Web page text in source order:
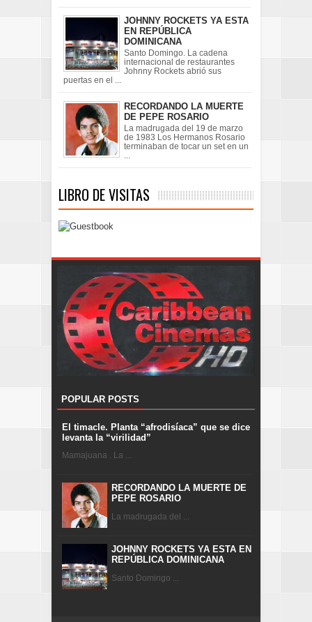
JOHNNY ROCKETS YA ESTA
EN REPÚBLICA
DOMINICANA
Santo Domingo. La cadena
internacional de restaurantes
Johnny Rockets abrió sus
puertas en el ...
RECORDANDO LA MUERTE
DE PEPE ROSARIO
La madrugada del 19 de marzo
de 1983 Los Hermanos Rosario
terminaban de tocar un set en un
LIBRO DE VISITAS
POPULAR POSTS
El timacle. Planta “afrodisíaca” que se dice
levanta la “virilidad”
Mamajuana . La ...
RECORDANDO LA MUERTE DE
PEPE ROSARIO
La madrugada del ...
JOHNNY ROCKETS YA ESTA EN
REPÚBLICA DOMINICANA
Santo Domingo ...